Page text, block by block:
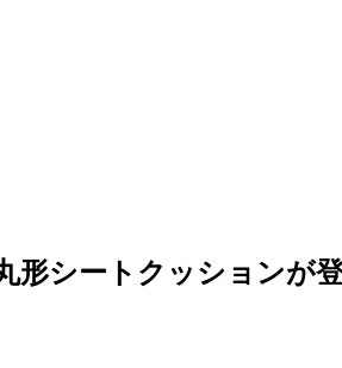
形シートクッションが